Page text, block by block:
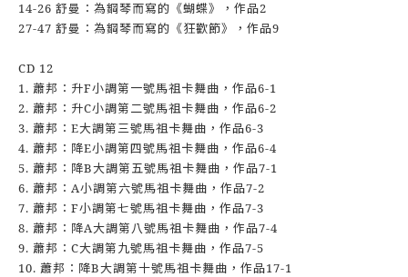
14-26 舒曼：為鋼琴而寫的《蝴蝶》，作品2
27-47 舒曼：為鋼琴而寫的《狂歡節》，作品9
CD 12
1. 蕭邦：升F小調第一號馬祖卡舞曲，作品6-1
2. 蕭邦：升C小調第二號馬祖卡舞曲，作品6-2
3. 蕭邦：E大調第三號馬祖卡舞曲，作品6-3
4. 蕭邦：降E小調第四號馬祖卡舞曲，作品6-4
5. 蕭邦：降B大調第五號馬祖卡舞曲，作品7-1
6. 蕭邦：A小調第六號馬祖卡舞曲，作品7-2
7. 蕭邦：F小調第七號馬祖卡舞曲，作品7-3
8. 蕭邦：降A大調第八號馬祖卡舞曲，作品7-4
9. 蕭邦：C大調第九號馬祖卡舞曲，作品7-5
10. 蕭邦：降B大調第十號馬祖卡舞曲，作品17-1